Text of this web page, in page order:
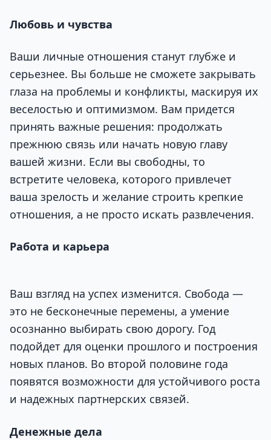
Любовь и чувства
Ваши личные отношения станут глубже и
серьезнее. Вы больше не сможете закрывать
глаза на проблемы и конфликты, маскируя их
веселостью и оптимизмом. Вам придется
принять важные решения: продолжать
прежнюю связь или начать новую главу
вашей жизни. Если вы свободны, то
встретите человека, которого привлечет
ваша зрелость и желание строить крепкие
отношения, а не просто искать развлечения.
Работа и карьера
Ваш взгляд на успех изменится. Свобода —
это не бесконечные перемены, а умение
осознанно выбирать свою дорогу. Год
подойдет для оценки прошлого и построения
новых планов. Во второй половине года
появятся возможности для устойчивого роста
и надежных партнерских связей.
Денежные дела